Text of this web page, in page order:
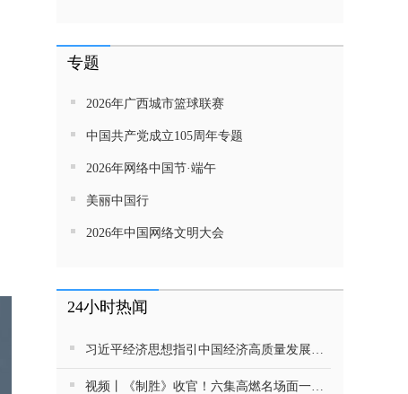
专题
2026年广西城市篮球联赛
中国共产党成立105周年专题
2026年网络中国节·端午
美丽中国行
2026年中国网络文明大会
24小时热闻
习近平经济思想指引中国经济高质量发展行稳致远
视频丨《制胜》收官！六集高燃名场面一次看够